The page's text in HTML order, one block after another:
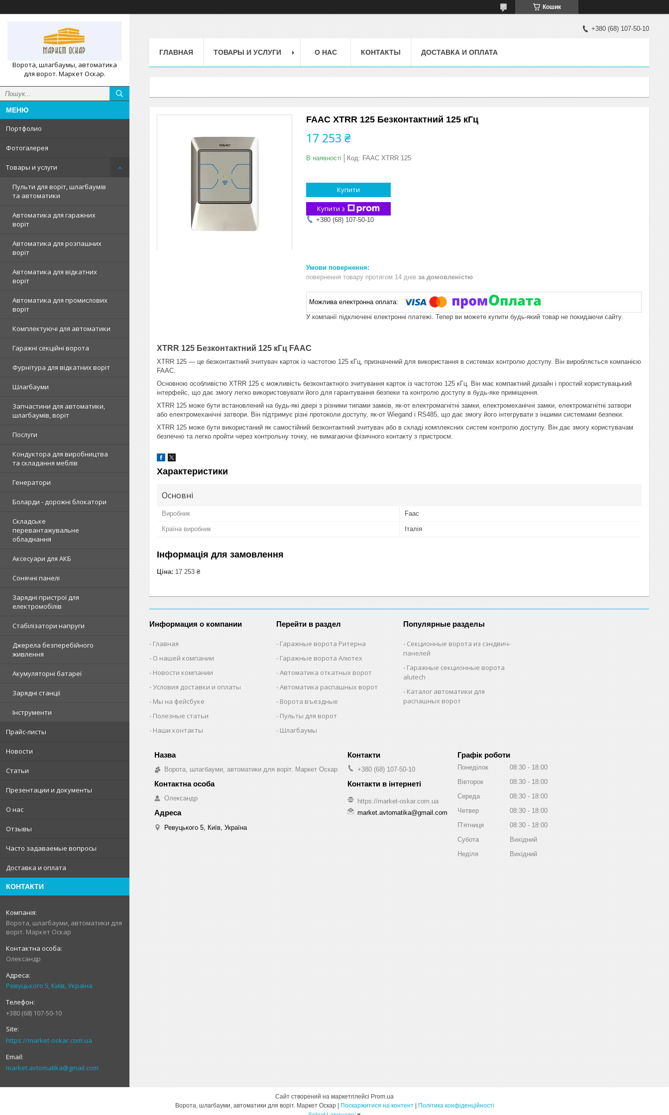
Кошик
Ворота, шлагбаумы, автоматика
для ворот. Маркет Оскар.
Портфолио
Фотогалерея
Товары и услуги
Пульти для воріт, шлагбаумів
та автоматики
Автоматика для гаражних
воріт
Автоматика для розпашних
воріт
Автоматика для відкатних
воріт
Автоматика для промислових
воріт
Комплектуючі для автоматики
Гаражні секційні ворота
Фурнітура для відкатних воріт
Шлагбауми
Запчастини для автоматики,
шлагбаумів, воріт
Послуги
Кондуктора для виробництва
та складання меблів
Генератори
Боларди - дорожні блокатори
Складське
перевантажувальне
обладнання
Аксесуари для АКБ
Сонячні панелі
Зарядні пристрої для
електромобілів
Стабілізатори напруги
Джерела безперебійного
живлення
Акумуляторні батареї
Зарядні станції
Інструменти
Прайс-листы
Новости
Статьи
Презентации и документы
О нас
Отзывы
Часто задаваемые вопросы
Доставка и оплата
КОНТАКТИ
Ворота, шлагбауми, автоматики для
воріт. Маркет Оскар
Олександр
Ревуцького 5, Київ, Україна
+380 (68) 107-50-10
https://market-oskar.com.ua
market.avtomatika@gmail.com
+380 (68) 107-50-10
ГЛАВНАЯ ТОВАРЫ И УСЛУГИ О НАС КОНТАКТЫ ДОСТАВКА И ОПЛАТА
FAAC XTRR 125 Безконтактний 125 кГц
17 253 ₴
В наявності Код: FAAC XTRR 125
Купити
Купити з
+380 (68) 107-50-10
повернення товару протягом 14 днів за домовленістю
У компанії підключені електронні платежі. Тепер ви можете купити будь-який товар не покидаючи сайту.
XTRR 125 Безконтактний 125 кГц FAAC
XTRR 125 — це безконтактний зчитувач карток із частотою 125 кГц, призначений для використання в системах контролю доступу. Він виробляється компанією
FAAC.
Основною особливістю XTRR 125 є можливість безконтактного зчитування карток із частотою 125 кГц. Він має компактний дизайн і простий користувацький
інтерфейс, що дає змогу легко використовувати його для гарантування безпеки та контролю доступу в будь-яке приміщення.
XTRR 125 може бути встановлений на будь-які двері з різними типами замків, як-от електромагнітні замки, електромеханічні замки, електромагнітні затвори
або електромеханічні затвори. Він підтримує різні протоколи доступу, як-от Wiegand і RS485, що дає змогу його інтегрувати з іншими системами безпеки.
XTRR 125 може бути використаний як самостійний безконтактний зчитувач або в складі комплексних систем контролю доступу. Він дає змогу користувачам
безпечно та легко пройти через контрольну точку, не вимагаючи фізичного контакту з пристроєм.
Характеристики
Основні
Виробник Faac
Країна виробник Італія
Інформація для замовлення
Ціна: 17 253 ₴
Информация о компании
Главная
О нашей компании
Новости компании
Условия доставки и оплаты
Мы на фейсбуке
Полезные статьи
Наши контакты
Перейти в раздел
Гаражные ворота Ритерна
Гаражные ворота Алютех
Автоматика откатных ворот
Автоматика распашных ворот
Ворота въездные
Пульты для ворот
Шлагбаумы
Популярные разделы
Секционные ворота из сэндвич-
панелей
Гаражные секционные ворота
alutech
Каталог автоматики для
распашных ворот
Ворота, шлагбауми, автоматики для воріт. Маркет Оскар
Олександр
Ревуцького 5, Київ, Україна
+380 (68) 107-50-10
https://market-oskar.com.ua
market.avtomatika@gmail.com
Графік роботи
Понеділок 08:30
18:00
Вівторок
08:30
18:00
Середа
08:30
18:00
Четвер
08:30
18:00
Пʼятниця
08:30
18:00
Субота
Вихідний
Неділя
Вихідний
Сайт створений на маркетплейсі Prom.ua
Поскаржитися на контент
Політика конфіденційності